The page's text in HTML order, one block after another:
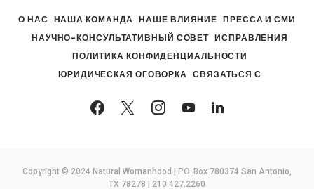
О НАС НАША КОМАНДА НАШЕ ВЛИЯНИЕ
ПРЕССА И СМИ
НАУЧНО-КОНСУЛЬТАТИВНЫЙ СОВЕТ ИСПРАВЛЕНИЯ
ПОЛИТИКА КОНФИДЕНЦИАЛЬНОСТИ
ЮРИДИЧЕСКАЯ ОГОВОРКА
СВЯЗАТЬСЯ С
Copyright © 2024 Natural Womanhood | PO. Box 780374 San Antonio,
TX 78278 | 210.427.2260